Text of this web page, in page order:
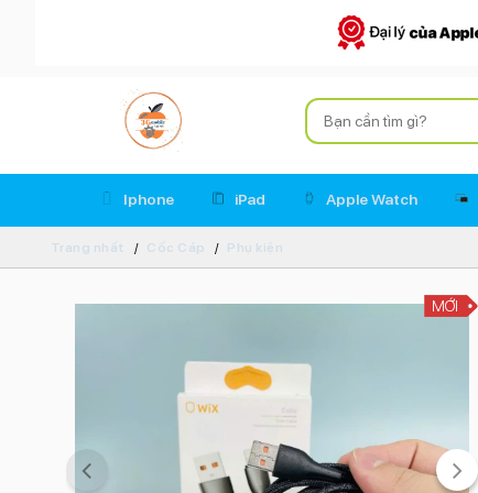
Iphone iPad Apple Watch
Trang nhất Cốc Cáp Phụ kiện
MỚI